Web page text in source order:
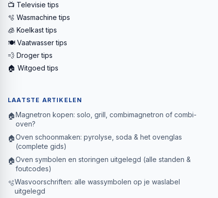
📺 Televisie tips
🫧 Wasmachine tips
🧊 Koelkast tips
🍽️ Vaatwasser tips
💨 Droger tips
🏠 Witgoed tips
LAATSTE ARTIKELEN
🏠Magnetron kopen: solo, grill, combimagnetron of combi-
oven?
🏠Oven schoonmaken: pyrolyse, soda & het ovenglas
(complete gids)
🏠Oven symbolen en storingen uitgelegd (alle standen &
foutcodes)
🫧Wasvoorschriften: alle wassymbolen op je waslabel
uitgelegd